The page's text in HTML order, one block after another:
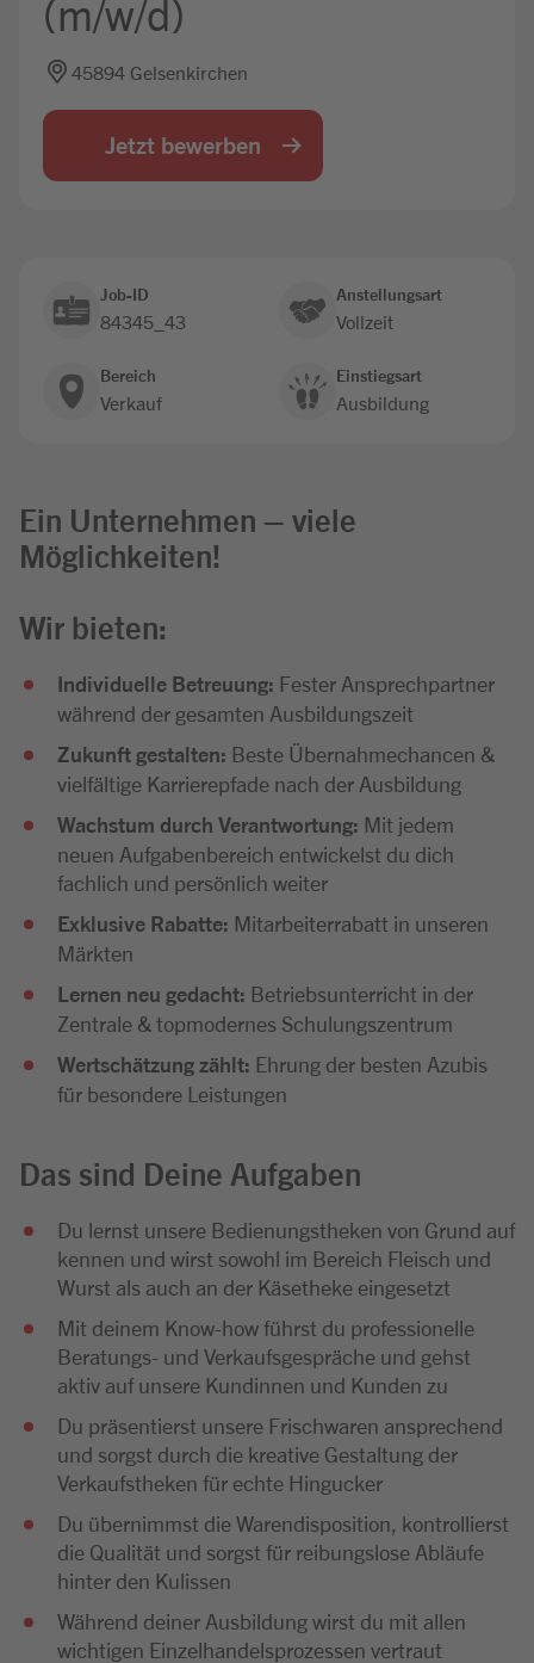
(m/w/d)
45894 Gelsenkirchen
Jetzt bewerben
Job-ID
84345_43
Anstellungsart
Vollzeit
Bereich
Verkauf
Einstiegsart
Ausbildung
Ein Unternehmen – viele
Möglichkeiten!
Wir bieten:
Individuelle Betreuung: Fester Ansprechpartner
während der gesamten Ausbildungszeit
Zukunft gestalten: Beste Übernahmechancen &
vielfältige Karrierepfade nach der Ausbildung
Wachstum durch Verantwortung: Mit jedem
neuen Aufgabenbereich entwickelst du dich
fachlich und persönlich weiter
Exklusive Rabatte: Mitarbeiterrabatt in unseren
Märkten
Lernen neu gedacht: Betriebsunterricht in der
Zentrale & topmodernes Schulungszentrum
Wertschätzung zählt: Ehrung der besten Azubis
für besondere Leistungen
Das sind Deine Aufgaben
Du lernst unsere Bedienungstheken von Grund auf
kennen und wirst sowohl im Bereich Fleisch und
Wurst als auch an der Käsetheke eingesetzt
Mit deinem Know-how führst du professionelle
Beratungs- und Verkaufsgespräche und gehst
aktiv auf unsere Kundinnen und Kunden zu
Du präsentierst unsere Frischwaren ansprechend
und sorgst durch die kreative Gestaltung der
Verkaufstheken für echte Hingucker
Du übernimmst die Warendisposition, kontrollierst
die Qualität und sorgst für reibungslose Abläufe
hinter den Kulissen
Während deiner Ausbildung wirst du mit allen
wichtigen Einzelhandelsprozessen vertraut